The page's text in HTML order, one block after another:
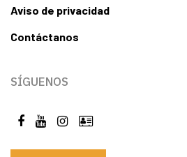
Aviso de privacidad
Contáctanos
SÍGUENOS